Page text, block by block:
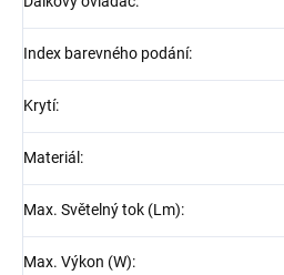
Index barevného podání:
Krytí:
Materiál :
Max. Světelný tok (Lm):
Max. Výkon (W):